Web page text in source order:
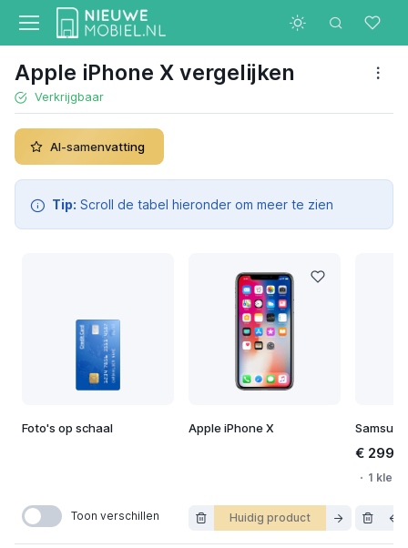
Apple iPhone X vergelijken
Verkrijgbaar
AI-samenvatting
Tip: Scroll de tabel hieronder om meer te zien
Foto's op schaal Apple iPhone X
€
1 kleur
Toon verschillen Huidig product